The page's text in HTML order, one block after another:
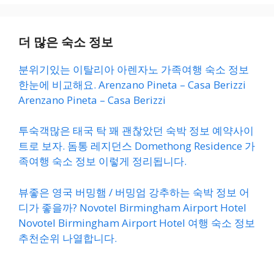
더 많은 숙소 정보
분위기있는 이탈리아 아렌자노 가족여행 숙소 정보
한눈에 비교해요. Arenzano Pineta – Casa Berizzi
Arenzano Pineta – Casa Berizzi
투숙객많은 태국 탁 꽤 괜찮았던 숙박 정보 예약사이
트로 보자. 돔통 레지던스 Domethong Residence 가
족여행 숙소 정보 이렇게 정리됩니다.
뷰좋은 영국 버밍햄 / 버밍엄 강추하는 숙박 정보 어
디가 좋을까? Novotel Birmingham Airport Hotel
Novotel Birmingham Airport Hotel 여행 숙소 정보
추천순위 나열합니다.